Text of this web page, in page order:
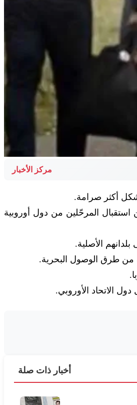
مركز الأخبار
أكثر صرامة.
دبلن، تكون الدولة الأوروبية التي يدخلها طالب اللجوء أولاً مسؤولة عن دراسة طلبه، لكن إيطاليا كانت قد توقفت منذ عام 2022 عن استقبال المرحّلين من دول أوروبية
الأصلية.
من طرق الوصول البحرية.
الاتحاد الأوروبي.
أخبار ذات صلة